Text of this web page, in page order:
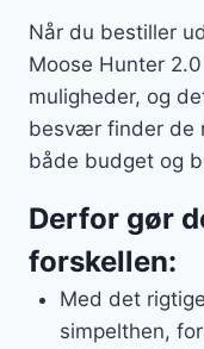
Når du bestiller
Moose Hunter
muligheder, og
besvær finder de
både budget og
Derfor gør
forskellen:
Med det
simpelthen,